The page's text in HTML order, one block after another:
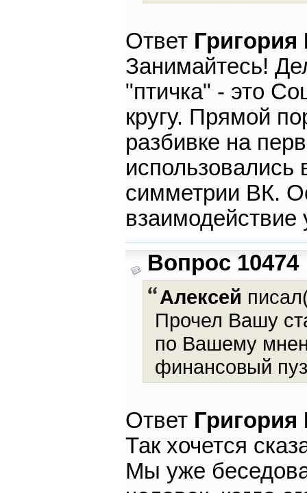
Ответ
Занимайтесь!
"птичка" - это
кругу. Прямой
разбивке на
симметрии ВК.
Вопрос 10474
Алексей
Прочел Вашу
по Вашему
финансовый
Ответ
Так хочется
Мы уже